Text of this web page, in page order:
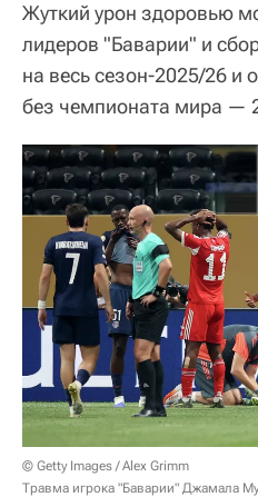
Жуткий урон здоровью
лидеров "Баварии" и
на весь сезон-2025/26 и
без чемпионата мира —
© Getty Images / Alex Grimm
Травма игрока "Баварии" Джамала